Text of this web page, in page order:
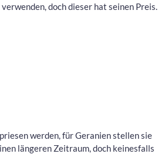
doch dieser hat seinen Preis.
werden, für Geranien stellen sie
längeren Zeitraum, doch keinesfalls